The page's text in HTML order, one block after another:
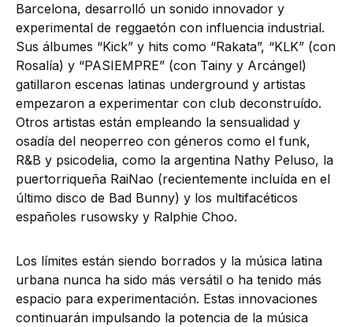
Barcelona, desarrolló un sonido innovador y
experimental de reggaetón con influencia industrial.
Sus álbumes “Kick” y hits como “Rakata”, “KLK” (con
Rosalía) y “PASIEMPRE” (con Tainy y Arcángel)
gatillaron escenas latinas underground y artistas
empezaron a experimentar con club deconstruído.
Otros artistas están empleando la sensualidad y
osadía del neoperreo con géneros como el funk,
R&B y psicodelia, como la argentina Nathy Peluso, la
puertorriqueña RaiNao (recientemente incluída en el
último disco de Bad Bunny) y los multifacéticos
españoles rusowsky y Ralphie Choo.
Los límites están siendo borrados y la música latina
urbana nunca ha sido más versátil o ha tenido más
espacio para experimentación. Estas innovaciones
continuarán impulsando la potencia de la música